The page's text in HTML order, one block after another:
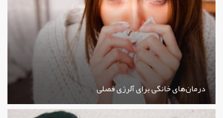
درمان‌های خانگی برای آلرژی فصلی